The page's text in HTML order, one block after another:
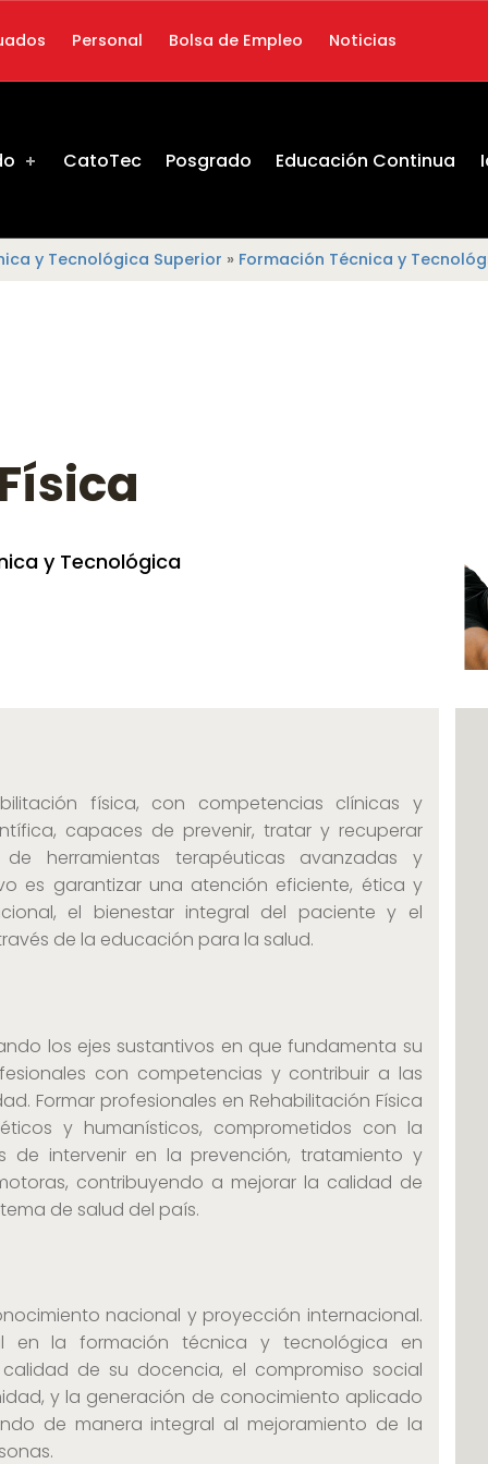
CatoTec Posgrado Educación Continua
Personal Bolsa de Empleo Noticias
y Tecnológica Superior » Formación Técnica y
y Tecnológica
física, con competencias clínicas y
capaces de prevenir, tratar y recuperar
herramientas terapéuticas avanzadas y
es garantizar una atención eficiente, ética y
el bienestar integral del paciente y el
de la educación para la salud.
los ejes sustantivos en que fundamenta su
con competencias y contribuir a las
Formar profesionales en Rehabilitación Física
y humanísticos, comprometidos con la
de intervenir en la prevención, tratamiento y
contribuyendo a mejorar la calidad de
de salud del país.
nacional y proyección internacional.
en la formación técnica y tecnológica en
de su docencia, el compromiso social
y la generación de conocimiento aplicado
de manera integral al mejoramiento de la